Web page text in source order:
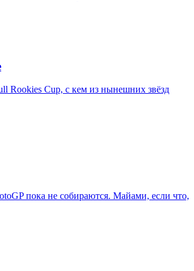
Rookies Cup, с кем из нынешних звёзд
пока не собираются. Майами, если что,